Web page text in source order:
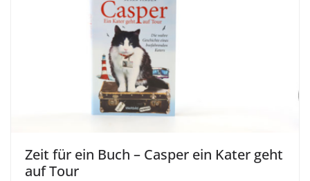
Zeit für ein Buch – Casper ein Kater geht
auf Tour